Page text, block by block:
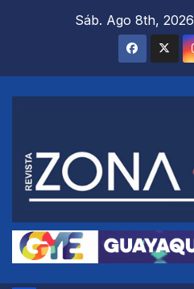
Sáb. Ago 8th, 2026